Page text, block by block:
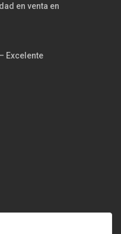
en venta en
Excelente